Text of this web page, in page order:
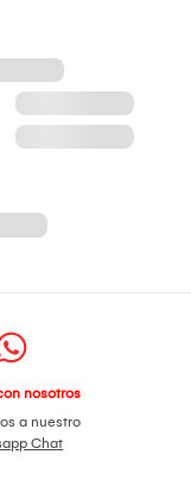
nosotros
a nuestro
Chat